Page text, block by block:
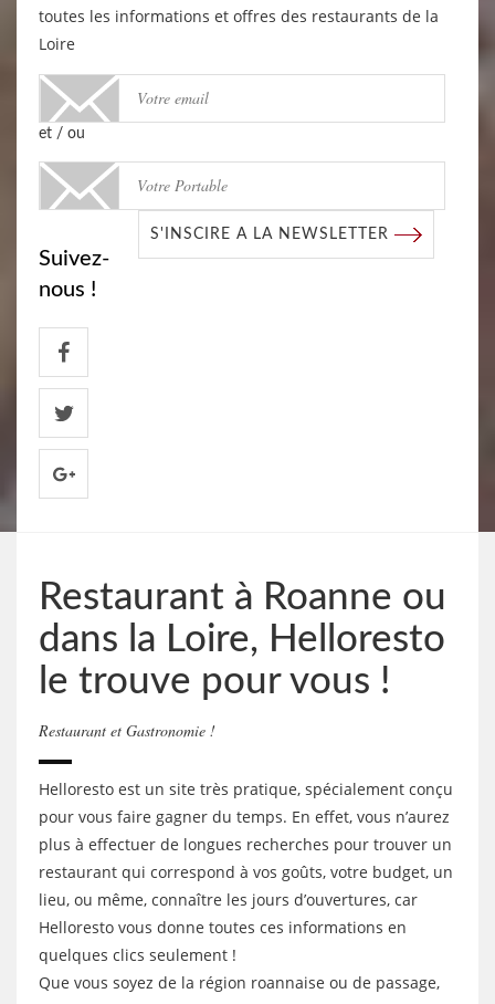
toutes les informations et offres des restaurants de la
Loire
et / ou
S'INSCIRE A LA NEWSLETTER
Suivez-
nous !
Restaurant à Roanne ou
dans la Loire, Helloresto
le trouve pour vous !
Restaurant et Gastronomie !
Helloresto est un site très pratique, spécialement conçu
pour vous faire gagner du temps. En effet, vous n’aurez
plus à effectuer de longues recherches pour trouver un
restaurant qui correspond à vos goûts, votre budget, un
lieu, ou même, connaître les jours d’ouvertures, car
Helloresto vous donne toutes ces informations en
quelques clics seulement !
Que vous soyez de la région roannaise ou de passage,